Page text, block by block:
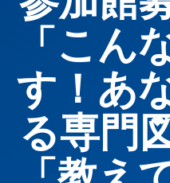
「こん
す！あ
る専門